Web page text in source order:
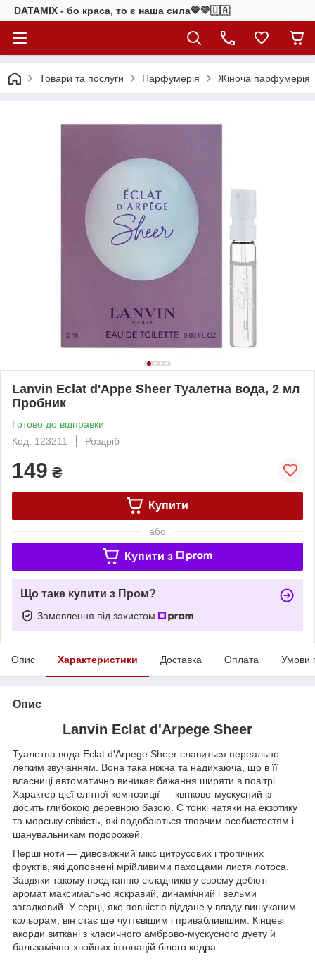
DATAMIX - бо краcа, то є наша сила​💙💛🇺🇦​
Товари та послуги Парфумерія Жіноча парфумерія
Lanvin Eclat d'Appe Sheer Туалетна вода, 2 мл
Пробник
Готово до відправки
Код: 123211
Роздріб
149 ₴
Купити
або
Купити з
Що таке купити з Пром?
Замовлення під захистом
Опис Характеристики Доставка Оплата Умови
Опис
Lanvin Eclat d'Arpege Sheer
Туалетна вода Eclat d'Arpege Sheer славиться нереально
легким звучанням. Вона така ніжна та надихаюча, що в її
власниці автоматично виникає бажання ширяти в повітрі.
Характер цієї елітної композиції — квітково-мускусний із
досить глибокою деревною базою. Є тонкі натяки на екзотику
та морську свіжість, які подобаються творчим особистостям і
шанувальникам подорожей.
Перші ноти — дивовижний мікс цитрусових і тропічних
фруктів, які доповнені мрійливими пахощами листя лотоса.
Завдяки такому поєднанню складників у своєму дебюті
аромат максимально яскравий, динамічний і вельми
загадковий. У серці, яке повністю віддане у владу вишуканим
кольорам, він стає ще чуттєвішим і привабливішим. Кінцеві
акорди виткані з класичного амброво-мускусного дуету й
бальзамічно-хвойних інтонацій білого кедра.